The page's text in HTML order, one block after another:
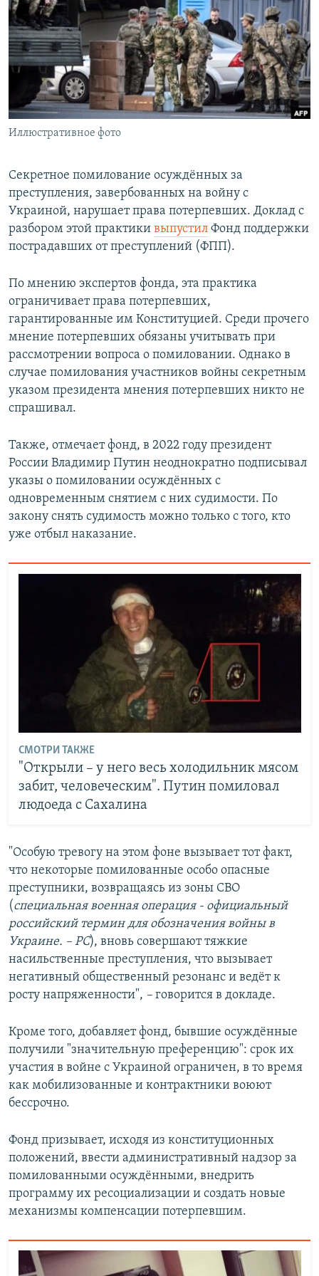
РАСПИСАНИЕ ВЕЩАНИЯ
ПОДПИШИТЕСЬ НА РАССЫЛКУ
СОЦИАЛЬНЫЕ СЕТИ
Все сайты РСЕ/РС
Иллюстративное фото
Секретное помилование осуждённых за
преступления, завербованных на войну с
Украиной, нарушает права потерпевших. Доклад с
разбором этой практики выпустил Фонд поддержки
пострадавших от преступлений (ФПП).
По мнению экспертов фонда, эта практика
ограничивает права потерпевших,
гарантированные им Конституцией. Среди прочего
мнение потерпевших обязаны учитывать при
рассмотрении вопроса о помиловании. Однако в
случае помилования участников войны секретным
указом президента мнения потерпевших никто не
спрашивал.
Также, отмечает фонд, в 2022 году президент
России Владимир Путин неоднократно подписывал
указы о помиловании осуждённых с
одновременным снятием с них судимости. По
закону снять судимость можно только с того, кто
уже отбыл наказание.
СМОТРИ ТАКЖЕ
"Открыли – у него весь холодильник мясом
забит, человеческим". Путин помиловал
людоеда с Сахалина
"Особую тревогу на этом фоне вызывает тот факт,
что некоторые помилованные особо опасные
преступники, возвращаясь из зоны СВО
(специальная военная операция - официальный
российский термин для обозначения войны в
Украине. – РС), вновь совершают тяжкие
насильственные преступления, что вызывает
негативный общественный резонанс и ведёт к
росту напряженности", – говорится в докладе.
Кроме того, добавляет фонд, бывшие осуждённые
получили "значительную преференцию": срок их
участия в войне с Украиной ограничен, в то время
как мобилизованные и контрактники воюют
бессрочно.
Фонд призывает, исходя из конституционных
положений, ввести административный надзор за
помилованными осуждёнными, внедрить
программу их ресоциализации и создать новые
механизмы компенсации потерпевшим.